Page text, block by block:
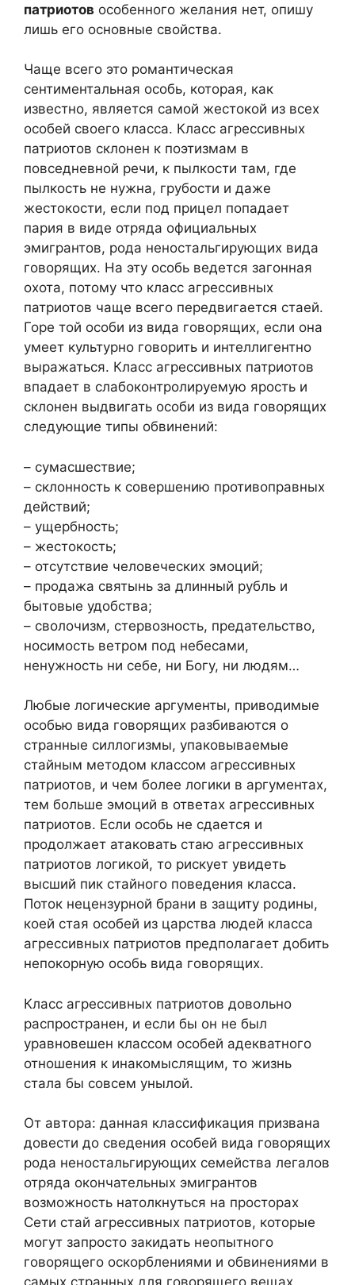
патриотов особенного желания нет, опишу
лишь его основные свойства.
Чаще всего это романтическая
сентиментальная особь, которая, как
известно, является самой жестокой из всех
особей своего класса. Класс агрессивных
патриотов склонен к поэтизмам в
повседневной речи, к пылкости там, где
пылкость не нужна, грубости и даже
жестокости, если под прицел попадает
пария в виде отряда официальных
эмигрантов, рода неностальгирующих вида
говорящих. На эту особь ведется загонная
охота, потому что класс агрессивных
патриотов чаще всего передвигается стаей.
Горе той особи из вида говорящих, если она
умеет культурно говорить и интеллигентно
выражаться. Класс агрессивных патриотов
впадает в слабоконтролируемую ярость и
склонен выдвигать особи из вида говорящих
следующие типы обвинений:
– сумасшествие;
– склонность к совершению противоправных
действий;
– ущербность;
– жестокость;
– отсутствие человеческих эмоций;
– продажа святынь за длинный рубль и
бытовые удобства;
– сволочизм, стервозность, предательство,
носимость ветром под небесами,
ненужность ни себе, ни Богу, ни людям…
Любые логические аргументы, приводимые
особью вида говорящих разбиваются о
странные силлогизмы, упаковываемые
стайным методом классом агрессивных
патриотов, и чем более логики в аргументах,
тем больше эмоций в ответах агрессивных
патриотов. Если особь не сдается и
продолжает атаковать стаю агрессивных
патриотов логикой, то рискует увидеть
высший пик стайного поведения класса.
Поток нецензурной брани в защиту родины,
коей стая особей из царства людей класса
агрессивных патриотов предполагает добить
непокорную особь вида говорящих.
Класс агрессивных патриотов довольно
распространен, и если бы он не был
уравновешен классом особей адекватного
отношения к инакомыслящим, то жизнь
стала бы совсем унылой.
От автора: данная классификация призвана
довести до сведения особей вида говорящих
рода неностальгирующих семейства легалов
отряда окончательных эмигрантов
возможность натолкнуться на просторах
Сети стай агрессивных патриотов, которые
могут запросто закидать неопытного
говорящего оскорблениями и обвинениями в
самых странных для говорящего вещах.